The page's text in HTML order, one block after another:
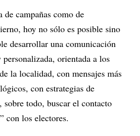
de campañas como de
hoy no sólo es posible sino
desarrollar una comunicación
orientada a los
la localidad, con mensajes más
con estrategias de
sobre todo, buscar el contacto
con los electores.